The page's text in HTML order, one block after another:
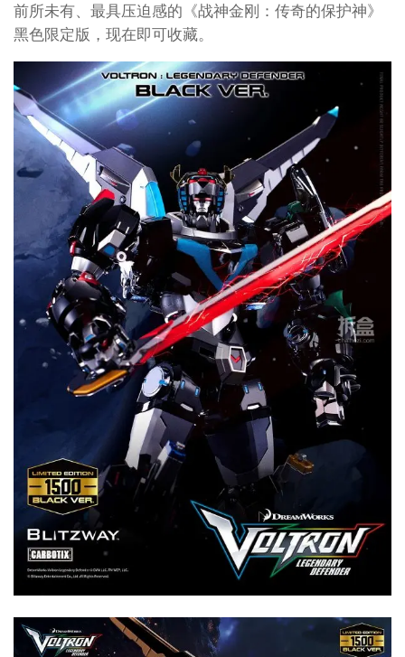
前所未有、最具压迫感的《战神金刚：传奇的保护神》
黑色限定版，现在即可收藏。